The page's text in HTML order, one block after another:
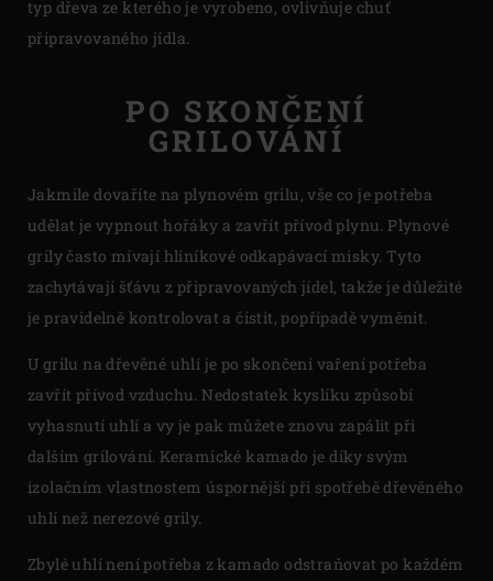
typ dřeva ze kterého je vyrobeno, ovlivňuje chuť
připravovaného jídla.
PO SKONČENÍ
GRILOVÁNÍ
Jakmile dovaříte na plynovém grilu, vše co je potřeba
udělat je vypnout hořáky a zavřít přívod plynu. Plynové
grily často mívají hliníkové odkapávací misky. Tyto
zachytávají šťávu z připravovaných jídel, takže je důležité
je pravidelně kontrolovat a čistit, popřípadě vyměnit.
U grilu na dřevěné uhlí je po skončení vaření potřeba
zavřít přívod vzduchu. Nedostatek kyslíku způsobí
vyhasnutí uhlí a vy je pak můžete znovu zapálit při
dalším grilování. Keramické kamado je díky svým
izolačním vlastnostem úspornější při spotřebě dřevěného
uhlí než nerezové grily.
Zbylé uhlí není potřeba z kamado odstraňovat po každém